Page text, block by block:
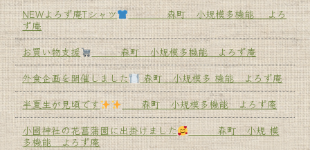
NEWよろず庵Tシャツ
森町 小規模多機能 よろ
ず庵
お買い物支援
森町 小規模多機能 よろず庵
外食企画を開催しました
森町 小規模多 機能 よろず庵
半夏生が見頃です
森町 小規模多機能 よろず庵
小國神社の花菖蒲園に出掛けました
森町 小規 模
多機能 よろず庵